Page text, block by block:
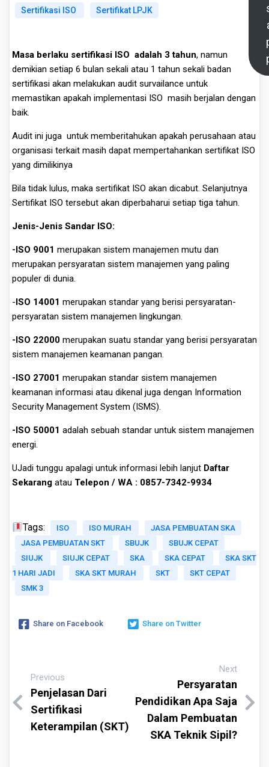
Sertifikasi ISO Sertifikat LPJK
Masa berlaku sertifikasi ISO adalah 3 tahun, namun
demikian setiap 6 bulan sekali atau 1 tahun sekali badan
sertifikasi akan melakukan audit survailance untuk
memastikan apakah implementasi ISO masih berjalan dengan
baik.
Audit ini juga untuk memberitahukan apakah perusahaan atau
organisasi terkait masih dapat mempertahankan sertifikat ISO
yang dimilikinya
Bila tidak lulus, maka sertifikat ISO akan dicabut. Selanjutnya
Sertifikat ISO tersebut akan diperbaharui setiap tiga tahun.
Jenis-Jenis Sandar ISO:
-ISO 9001 merupakan sistem manajemen mutu dan
merupakan persyaratan sistem manajemen yang paling
populer di dunia.
-ISO 14001 merupakan standar yang berisi persyaratan-
persyaratan sistem manajemen lingkungan.
-ISO 22000 merupakan suatu standar yang berisi persyaratan
sistem manajemen keamanan pangan.
-ISO 27001 merupakan standar sistem manajemen
keamanan informasi atau dikenal juga dengan Information
Security Management System (ISMS).
-ISO 50001 adalah sebuah standar untuk sistem manajemen
energi.
UJadi tunggu apalagi untuk informasi lebih lanjut Daftar
Sekarang atau Telepon / WA : 0857-7342-9934
Tags: ISO ISO MURAH
JASA PEMBUATAN SKA
JASA PEMBUATAN SKT
SBUJK
SBUJK CEPAT
SIUJK
SIUJK CEPAT SKA SKA CEPAT
SKA SKT
1 HARI JADI
SKA SKT MURAH SKT
SKT CEPAT
SMK 3
Share on Facebook Share on Twitter
Previous
Penjelasan Dari
Sertifikasi
Keterampilan (SKT)
Next
Persyaratan
Pendidikan Apa Saja
Dalam Pembuatan
SKA Teknik Sipil?